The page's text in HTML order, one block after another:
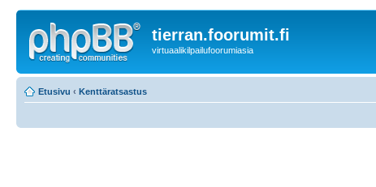
tierran.foorumit.fi
virtuaalikilpailufoorumiasia
Etusivu ‹ Kenttäratsastus